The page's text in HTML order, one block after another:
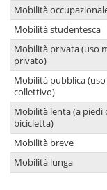
Mobilità
Mobilità studentesca
Mobilità privata (uso
privato)
Mobilità pubblica (uso
collettivo)
Mobilità lenta (a piedi
bicicletta)
Mobilità breve
Mobilità lunga